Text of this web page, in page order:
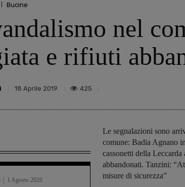
Bucine
nel
e rifiuti
18 Aprile 2019 425
1 Agosto 2026
Le segnalazioni sono
comune: Badia Agnano
cassonetti della
abbandonati. Tanzini:
misure di sicurezza”